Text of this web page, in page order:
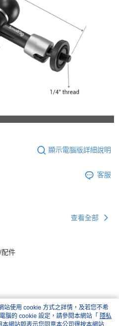
顯示電腦版詳細說明
客服
查看全部
配件
站使用 cookie 方式之詳情，及若您不希
腦的 cookie 設定，請參閱本網站「 隱私
網站即表示您同意本公司得按本網站使